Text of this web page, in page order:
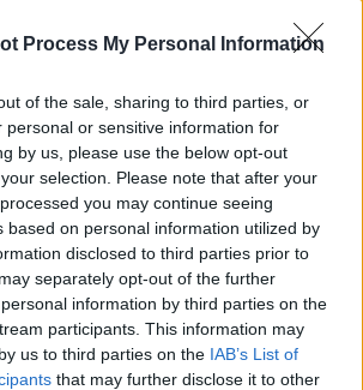
Process My Personal Information
of the sale, sharing to third parties, or
personal or sensitive information for
by us, please use the below opt-out
selection. Please note that after your
you may continue seeing
based on personal information utilized by
disclosed to third parties prior to
separately opt-out of the further
information by third parties on the
participants. This information may
us to third parties on the IAB’s List of
that may further disclose it to other